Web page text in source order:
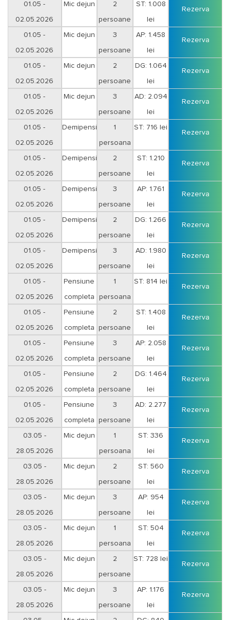
01.05 -
02.05.2026
Mic dejun 2
persoane
ST: 1.008
lei
Rezerva
01.05 -
02.05.2026
Mic dejun 3
persoane
AP: 1.458
lei
Rezerva
01.05 -
02.05.2026
Mic dejun 2
persoane
DG: 1.064
lei
Rezerva
01.05 -
02.05.2026
Mic dejun 3
persoane
AD: 2.094
lei
Rezerva
01.05 -
02.05.2026
Demipensiune 1
persoana
ST: 716 lei
Rezerva
01.05 -
02.05.2026
Demipensiune 2
persoane
ST: 1.210
lei
Rezerva
01.05 -
02.05.2026
Demipensiune 3
persoane
AP: 1.761
lei
Rezerva
01.05 -
02.05.2026
Demipensiune 2
persoane
DG: 1.266
lei
Rezerva
01.05 -
02.05.2026
Demipensiune 3
persoane
AD: 1.980
lei
Rezerva
01.05 -
02.05.2026
Pensiune
completa
1
persoana
ST: 814 lei
Rezerva
01.05 -
02.05.2026
Pensiune
completa
2
persoane
ST: 1.408
lei
Rezerva
01.05 -
02.05.2026
Pensiune
completa
3
persoane
AP: 2.058
lei
Rezerva
01.05 -
02.05.2026
Pensiune
completa
2
persoane
DG: 1.464
lei
Rezerva
01.05 -
02.05.2026
Pensiune
completa
3
persoane
AD: 2.277
lei
Rezerva
03.05 -
28.05.2026
Duminica-Joi
Mic dejun 1
persoana
ST: 336
lei
Rezerva
03.05 -
28.05.2026
Duminica-Joi
Mic dejun 2
persoane
ST: 560
lei
Rezerva
03.05 -
28.05.2026
Duminica-Joi
Mic dejun 3
persoane
AP: 954
lei
Rezerva
03.05 -
28.05.2026
Vineri-Sambata
Mic dejun 1
persoana
ST: 504
lei
Rezerva
03.05 -
28.05.2026
Vineri-Sambata
Mic dejun 2
persoane
ST: 728 lei
Rezerva
03.05 -
28.05.2026
Mic dejun 3
persoane
AP: 1.176
lei
Rezerva